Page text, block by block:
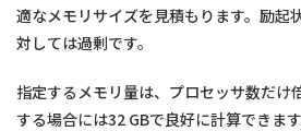
適なメモリサイズを見積もります。励起
対しては過剰です。
指定するメモリ量は、プロセッサ数だけ
する場合には32 GBで良好に計算できま